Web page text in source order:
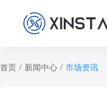
首页 / 新闻中心 / 市场资讯